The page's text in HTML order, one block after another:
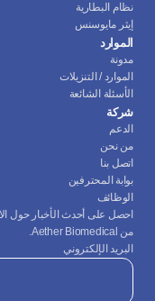
نظام البطارية
إيثر مايوسنس
الموارد
مدونة
الموارد / التنزيلات
الأسئلة الشائعة
شركة
الدعم
من نحن
اتصل بنا
بوابة المحترفين
الوظائف
من Aether Biomedical.
البريد الإلكتروني